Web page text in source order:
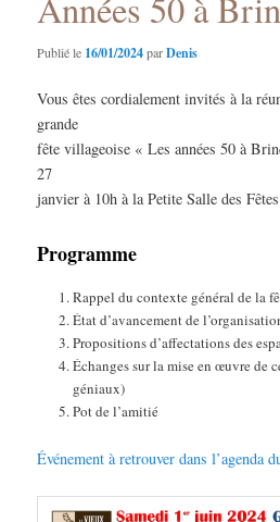
Années 50 à
Publié le 16/01/2024parDenis
Vous êtes cordialement invités à la
grande
fête villageoise « Les années 50 à
27
janvier à 10h à la Petite Salle des
Programme
Rappel du contexte général de la
État d’avancement de
Propositions d’affectations des
Échanges sur la mise en œuvre de
géniaux)
Pot de l’amitié
Événement à retrouver dans l’agenda